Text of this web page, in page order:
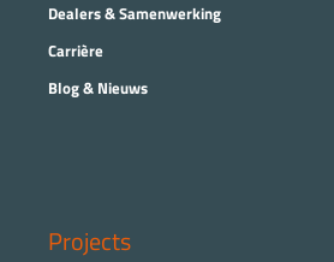
Dealers & Samenwerking
Carrière
Blog & Nieuws
Projects